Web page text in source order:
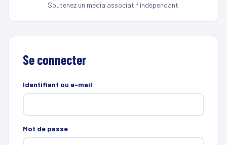
Soutenez un média associatif indépendant.
Se connecter
Identifiant ou e-mail
Mot de passe